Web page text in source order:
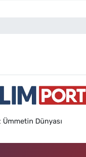
Ümmetin Dünyası